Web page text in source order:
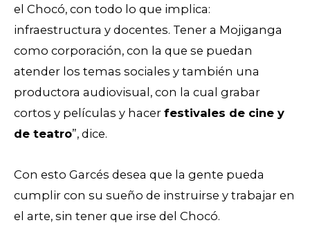
el Chocó, con todo lo que implica:
infraestructura y docentes. Tener a Mojiganga
como corporación, con la que se puedan
atender los temas sociales y también una
productora audiovisual, con la cual grabar
cortos y películas y hacer festivales de cine y
de teatro”, dice.
Con esto Garcés desea que la gente pueda
cumplir con su sueño de instruirse y trabajar en
el arte, sin tener que irse del Chocó.